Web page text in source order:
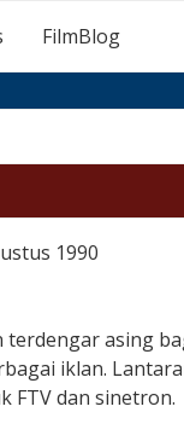
FilmBlog
1990
asing
iklan.
FTV dan sinetron.